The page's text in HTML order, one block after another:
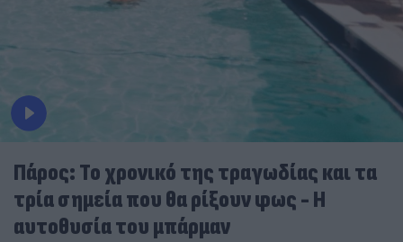
Πάρος: Το χρονικό της τραγωδίας και τα
τρία σημεία που θα ρίξουν φως - Η
αυτοθυσία του μπάρμαν